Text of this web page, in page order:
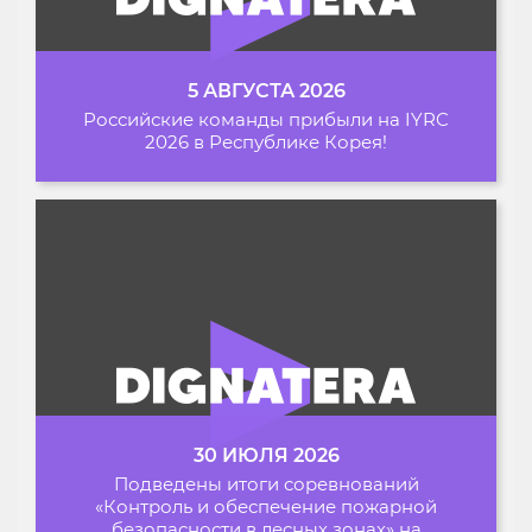
5 АВГУСТА 2026
Российские команды прибыли на IYRC
2026 в Республике Корея!
30 ИЮЛЯ 2026
Подведены итоги соревнований
«Контроль и обеспечение пожарной